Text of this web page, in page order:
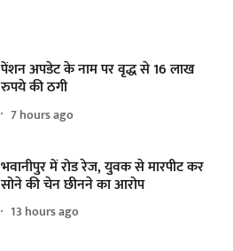
पेंशन अपडेट के नाम पर वृद्ध से 16 लाख
रुपये की ठगी
7 hours ago
भवानीपुर में रोड रेज, युवक से मारपीट कर
सोने की चेन छीनने का आरोप
13 hours ago